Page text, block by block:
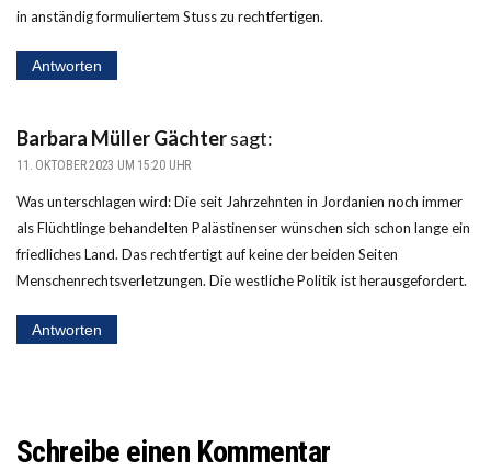
in anständig formuliertem Stuss zu rechtfertigen.
Antworten
Barbara Müller Gächtersagt:
11. OKTOBER 2023 UM 15:20 UHR
Was unterschlagen wird: Die seit Jahrzehnten in Jordanien noch immer
als Flüchtlinge behandelten Palästinenser wünschen sich schon lange ein
friedliches Land. Das rechtfertigt auf keine der beiden Seiten
Menschenrechtsverletzungen. Die westliche Politik ist herausgefordert.
Antworten
Schreibe einen Kommentar